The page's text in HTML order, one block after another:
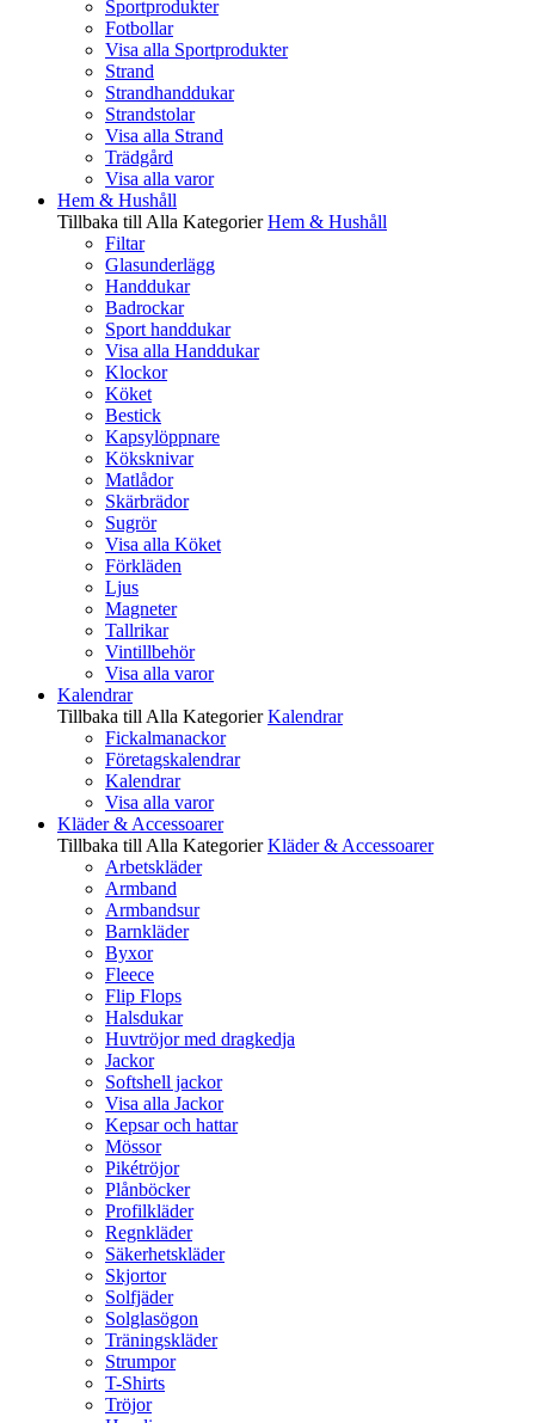
Sportprodukter
Fotbollar
Visa alla Sportprodukter
Strand
Strandhanddukar
Strandstolar
Visa alla Strand
Trädgård
Visa alla varor
Hem & Hushåll
Tillbaka till Alla Kategorier Hem & Hushåll
Filtar
Glasunderlägg
Handdukar
Badrockar
Sport handdukar
Visa alla Handdukar
Klockor
Köket
Bestick
Kapsylöppnare
Köksknivar
Matlådor
Skärbrädor
Sugrör
Visa alla Köket
Förkläden
Ljus
Magneter
Tallrikar
Vintillbehör
Visa alla varor
Kalendrar
Tillbaka till Alla Kategorier Kalendrar
Fickalmanackor
Företagskalendrar
Kalendrar
Visa alla varor
Kläder & Accessoarer
Tillbaka till Alla Kategorier Kläder & Accessoarer
Arbetskläder
Armband
Armbandsur
Barnkläder
Byxor
Fleece
Flip Flops
Halsdukar
Huvtröjor med dragkedja
Jackor
Softshell jackor
Visa alla Jackor
Kepsar och hattar
Mössor
Pikétröjor
Plånböcker
Profilkläder
Regnkläder
Säkerhetskläder
Skjortor
Solfjäder
Solglasögon
Träningskläder
Strumpor
T-Shirts
Tröjor